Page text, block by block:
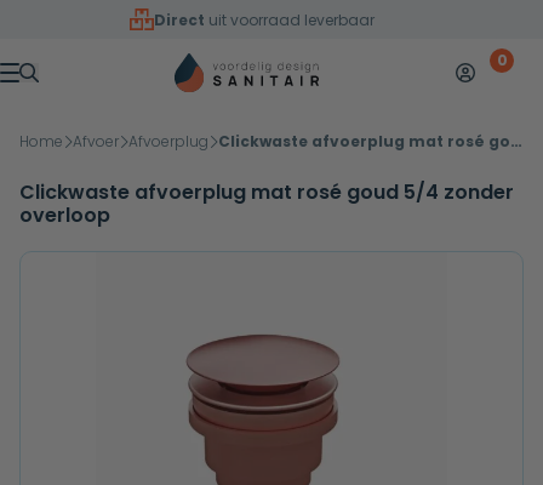
Overslaan naar inhoud
Direct uit voorraad leverbaar
Menu
Mijn 0
Home Afvoer Afvoerplug Clickwaste afvoerplug mat rosé goud 5/4 zonder overloop
Clickwaste afvoerplug mat rosé goud 5/4 zonder
overloop